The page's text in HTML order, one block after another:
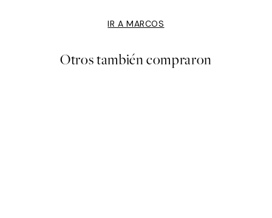
IR A MARCOS
Otros también compraron